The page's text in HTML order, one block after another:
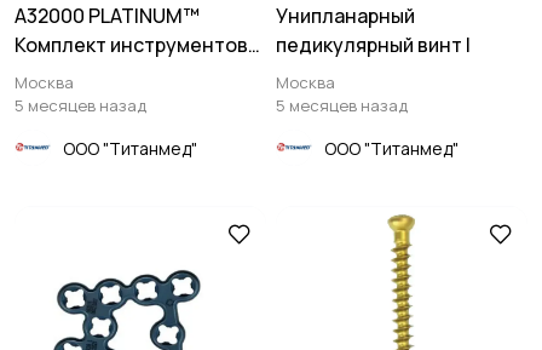
A32000 PLATINUM™
Комплект инструментов
для установки
затылочной пластины
Москва
5 месяцев назад
ООО "Титанмед"
Унипланарный
педикулярный винт I
Москва
5 месяцев назад
ООО "Титанмед"